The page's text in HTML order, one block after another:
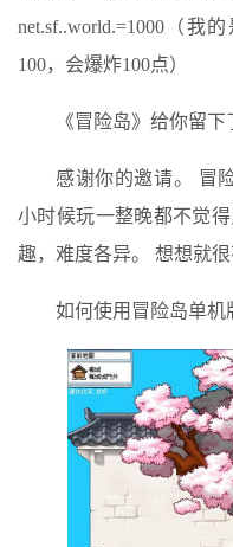
net.sf..world.=1000（我
100，会爆炸100点）
《冒险岛》给你留
感谢你的邀请。 冒
小时候玩一整晚都不觉
趣，难度各异。 想想就很
如何使用冒险岛单机